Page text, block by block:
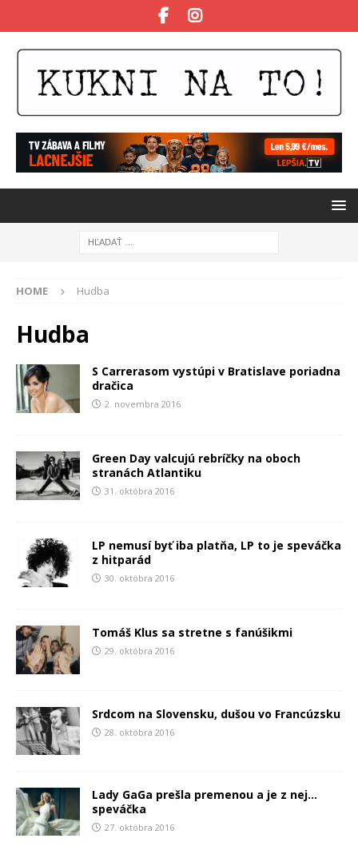
HOME Hudba
Hudba
S Carrerasom vystúpi v Bratislave poriadna
dračica
2. novembra 2016
Green Day valcujú rebríčky na oboch
stranách Atlantiku
31. októbra 2016
LP nemusí byť iba platňa, LP to je speváčka
z hitparád
30. októbra 2016
Tomáš Klus sa stretne s fanúšikmi
29. októbra 2016
Srdcom na Slovensku, dušou vo Francúzsku
28. októbra 2016
Lady GaGa prešla premenou a je z nej…
speváčka
27. októbra 2016